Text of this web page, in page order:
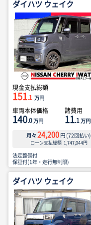
ダイハツ ウェイク
現金支払総額
151.1 万円
車両本体価格
140.0万円
諸費用
11.1万円
月々 24,200 円 (72回払い)
ローン支払総額 1,747,044円
法定整備付
保証付(1年・走行無制限)
ダイハツ ウェイク